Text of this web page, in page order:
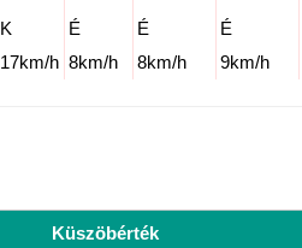
K
17km/h
É
8km/h
É
8km/h
É
9km/h
Küszöbérték